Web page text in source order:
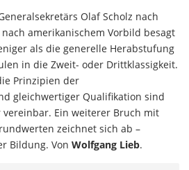
Olaf Scholz nach
amerikanischem Vorbild besagt
als die generelle Herabstufung
in die Zweit- oder Drittklassigkeit.
Prinzipien der
gleichwertiger Qualifikation sind
Ein weiterer Bruch mit
zeichnet sich ab –
Bildung. Von Wolfgang Lieb.